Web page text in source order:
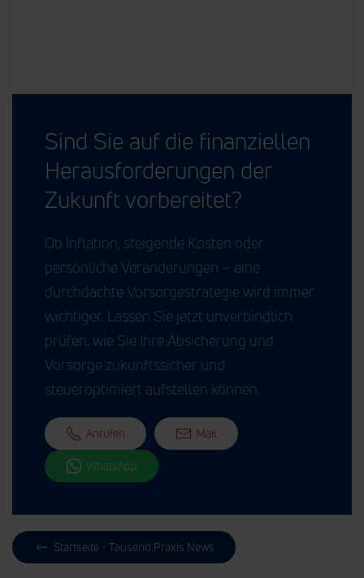
Sind Sie auf die finanziellen
Herausforderungen der
Zukunft vorbereitet?
Ob Inflation, steigende Kosten oder
persönliche Veränderungen – eine
durchdachte Vorsorgestrategie wird immer
wichtiger. Lassen Sie jetzt unverbindlich
prüfen, wie Sie Ihre Absicherung und
Vorsorge zukunftssicher und
steueroptimiert aufstellen können.
Anrufen Mail
WhatsApp
Startseite - Tausend.Praxis.News